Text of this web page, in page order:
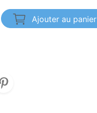
Ajouter au panier